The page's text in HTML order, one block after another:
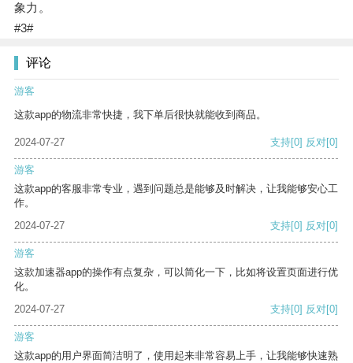
象力。
#3#
评论
游客
这款app的物流非常快捷，我下单后很快就能收到商品。
2024-07-27 支持[0] 反对[0]
游客
这款app的客服非常专业，遇到问题总是能够及时解决，让我能够安心工
作。
2024-07-27
支持[0] 反对[0]
游客
这款加速器app的操作有点复杂，可以简化一下，比如将设置页面进行优
化。
2024-07-27
支持[0] 反对[0]
游客
这款app的用户界面简洁明了，使用起来非常容易上手，让我能够快速熟